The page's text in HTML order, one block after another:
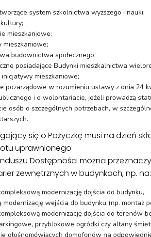
system szkolnictwa wyższego i nauki;
mieszkaniowe;
budownictwa społecznego;
posiadające Budynki mieszkalnictwa
inicjatywy mieszkaniowe;
pozarządowe w rozumieniu ustawy z dnia 24
i o wolontariacie, jeżeli prowadzą
osób o szczególnych potrzebach, w
się o Pożyczkę musi na dzień
uprawnionego
Dostępności można
zewnętrznych w budynkach, np. na:
modernizację dojścia do budynku,
modernizację wejścia do budynku (np. montaż
modernizację dojścia do terenów
przyblokowe ogródki czy altany
głośnomówiących domofonów na